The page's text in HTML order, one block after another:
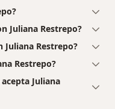
Juliana Restrepo?
Restrepo?
Restrepo?
Juliana